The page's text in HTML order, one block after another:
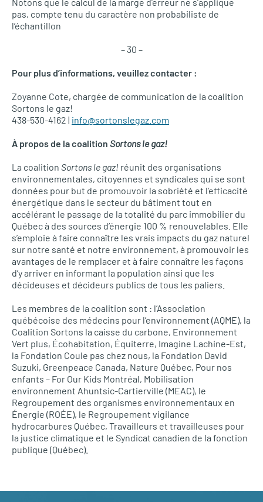
pas, compte tenu du caractère non probabiliste de
l’échantillon
– 30 –
Pour plus d’informations, veuillez contacter :
Zoyanne Cote, chargée de communication de la coalition
Sortons le gaz!
438-530-4162 | info@sortonslegaz.com
À propos de la coalition Sortons le gaz!
La coalition Sortons le gaz! réunit des organisations
environnementales, citoyennes et syndicales qui se sont
données pour but de promouvoir la sobriété et l’efficacité
énergétique dans le secteur du bâtiment tout en
accélérant le passage de la totalité du parc immobilier du
Québec à des sources d’énergie 100 % renouvelables. Elle
s’emploie à faire connaître les vrais impacts du gaz naturel
sur notre santé et notre environnement, à promouvoir les
avantages de le remplacer et à faire connaître les façons
d’y arriver en informant la population ainsi que les
décideuses et décideurs publics de tous les paliers.
Les membres de la coalition sont : l’Association
québécoise des médecins pour l’environnement (AQME), la
Coalition Sortons la caisse du carbone, Environnement
Vert plus, Écohabitation, Équiterre, Imagine Lachine-Est,
la Fondation Coule pas chez nous, la Fondation David
Suzuki, Greenpeace Canada, Nature Québec, Pour nos
enfants – For Our Kids Montréal, Mobilisation
environnement Ahuntsic-Cartierville (MEAC), le
Regroupement des organismes environnementaux en
Énergie (ROÉE), le Regroupement vigilance
hydrocarbures Québec, Travailleurs et travailleuses pour
la justice climatique et le Syndicat canadien de la fonction
publique (Québec).